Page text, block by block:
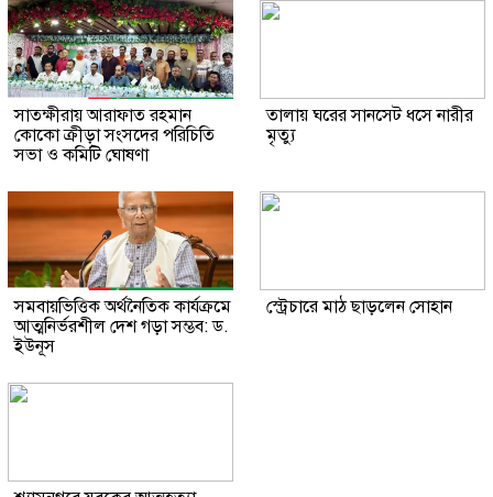
সাতক্ষীরায় আরাফাত রহমান
কোকো ক্রীড়া সংসদের পরিচিতি
সভা ও কমিটি ঘোষণা
তালায় ঘরের সানসেট ধসে নারীর
মৃত্যু
সমবায়ভিত্তিক অর্থনৈতিক কার্যক্রমে
আত্মনির্ভরশীল দেশ গড়া সম্ভব: ড.
ইউনূস
স্ট্রেচারে মাঠ ছাড়লেন সোহান